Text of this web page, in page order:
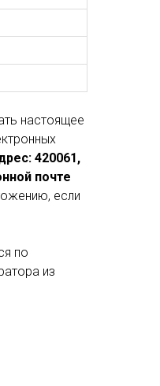
настоящее
420061,
почте
если
по
из